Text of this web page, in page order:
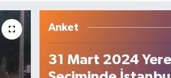
Anket
31 Mart 2024 Yerel